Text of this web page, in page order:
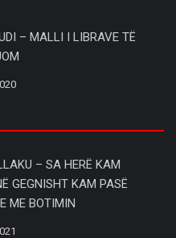
– MALLI I LIBRAVE TË
– SA HERË KAM
GEGNISHT KAM PASË
ME BOTIMIN